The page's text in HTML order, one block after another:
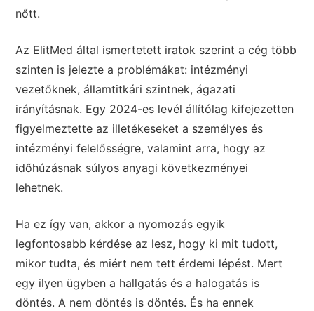
nőtt.
Az ElitMed által ismertetett iratok szerint a cég több
szinten is jelezte a problémákat: intézményi
vezetőknek, államtitkári szintnek, ágazati
irányításnak. Egy 2024-es levél állítólag kifejezetten
figyelmeztette az illetékeseket a személyes és
intézményi felelősségre, valamint arra, hogy az
időhúzásnak súlyos anyagi következményei
lehetnek.
Ha ez így van, akkor a nyomozás egyik
legfontosabb kérdése az lesz, hogy ki mit tudott,
mikor tudta, és miért nem tett érdemi lépést. Mert
egy ilyen ügyben a hallgatás és a halogatás is
döntés. A nem döntés is döntés. És ha ennek